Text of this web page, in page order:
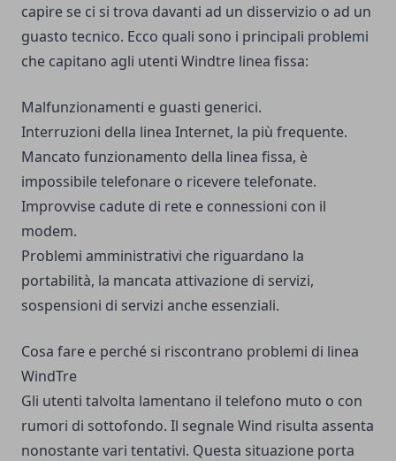
capire se ci si trova davanti ad un disservizio o ad un
guasto tecnico. Ecco quali sono i principali problemi
che capitano agli utenti Windtre linea fissa:
Malfunzionamenti e guasti generici.
Interruzioni della linea Internet, la più frequente.
Mancato funzionamento della linea fissa, è
impossibile telefonare o ricevere telefonate.
Improvvise cadute di rete e connessioni con il
modem.
Problemi amministrativi che riguardano la
portabilità, la mancata attivazione di servizi,
sospensioni di servizi anche essenziali.
Cosa fare e perché si riscontrano problemi di linea
WindTre
Gli utenti talvolta lamentano il telefono muto o con
rumori di sottofondo. Il segnale Wind risulta assenta
nonostante vari tentativi. Questa situazione porta